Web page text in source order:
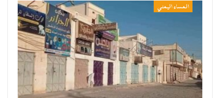
المساء اليمني